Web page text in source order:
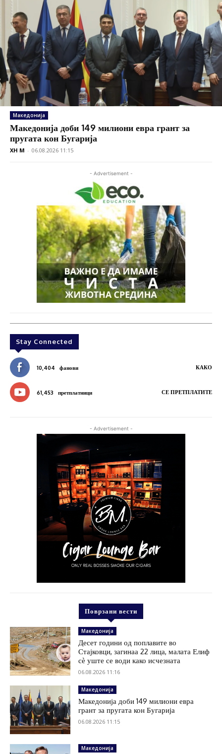
Македонија
Македонија доби 149 милиони евра грант за
пругата кон Бугарија
XH M - 06.08.2026 11:15
- Advertisement -
Stay Connected
10,404 фанови КАКО
61,453 претплатници СЕ ПРЕТПЛАТИТЕ
- Advertisement -
Поврзани вести
Македонија
Десет години од поплавите во
Стајковци, загинаа 22 лица, малата Елиф
сѐ уште се води како исчезната
06.08.2026 11:16
Македонија
Македонија доби 149 милиони евра
грант за пругата кон Бугарија
06.08.2026 11:15
Македонија